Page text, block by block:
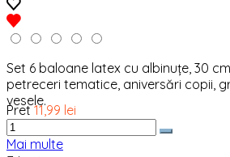
Set 6 baloane latex cu albinuțe, 30
petreceri tematice, aniversări copii,
vesele.
Pret 11,99 lei
Mai multe